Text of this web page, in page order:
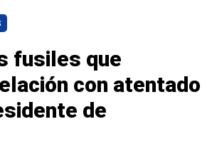
fusiles que
con atentado
de